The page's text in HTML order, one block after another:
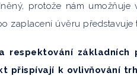
protože nám
zaplacení úvěru
respektování základních
přispívají k ovlivňování